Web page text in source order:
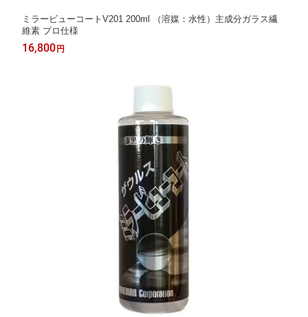
ミラービューコートV201 200ml （溶媒：水性）主成分ガラス繊
維素 プロ仕様
16,800 円